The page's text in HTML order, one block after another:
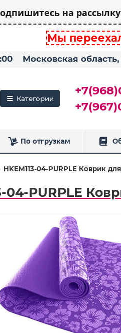
на рассылку
Мы
Московская
Категории
По отгрузкам
HKEM113-04-PURPLE Коврик
04-PURPLE